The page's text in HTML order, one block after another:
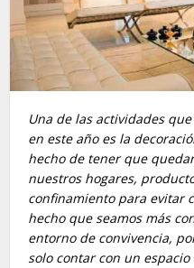
Una de las actividades
en este año es la
hecho de tener que
nuestros hogares,
confinamiento para evitar
hecho que seamos más
entorno de convivencia,
solo contar con un